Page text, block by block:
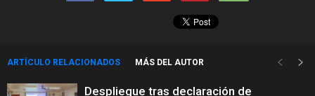
ARTÍCULO RELACIONADOS MÁS DEL AUTOR
Despliegue tras declaración de